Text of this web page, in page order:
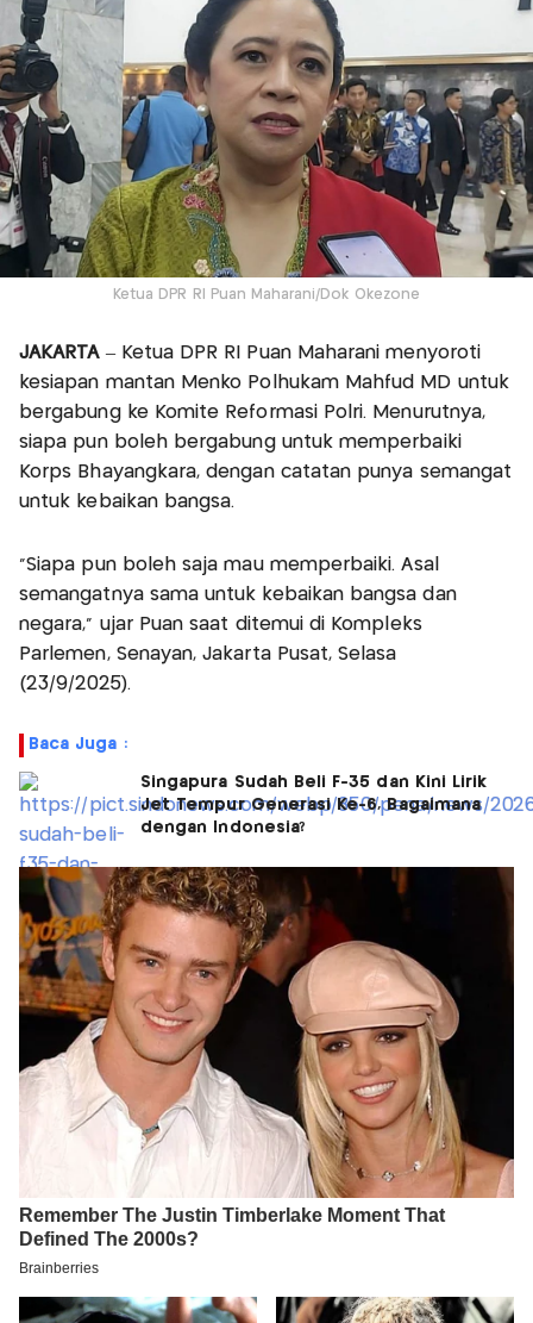
Ketua DPR RI Puan Maharani/Dok Okezone
JAKARTA– Ketua DPR RI Puan Maharani menyoroti
kesiapan mantan Menko Polhukam Mahfud MD untuk
bergabung ke Komite Reformasi Polri. Menurutnya,
siapa pun boleh bergabung untuk memperbaiki
Korps Bhayangkara, dengan catatan punya semangat
untuk kebaikan bangsa.
"Siapa pun boleh saja mau memperbaiki. Asal
semangatnya sama untuk kebaikan bangsa dan
negara," ujar Puan saat ditemui di Kompleks
Parlemen, Senayan, Jakarta Pusat, Selasa
(23/9/2025).
Baca Juga :
Singapura Sudah Beli F-35 dan Kini Lirik
Jet Tempur Generasi Ke-6, Bagaimana
dengan Indonesia?